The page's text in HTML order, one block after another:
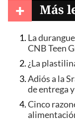
+ Más
La
CNB Teen
¿La
Adiós a la
de entrega
Cinco